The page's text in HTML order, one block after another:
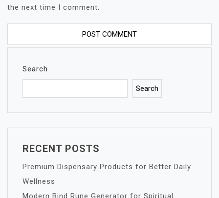
the next time I comment.
Search
Search
RECENT POSTS
Premium Dispensary Products for Better Daily
Wellness
Modern Bind Rune Generator for Spiritual